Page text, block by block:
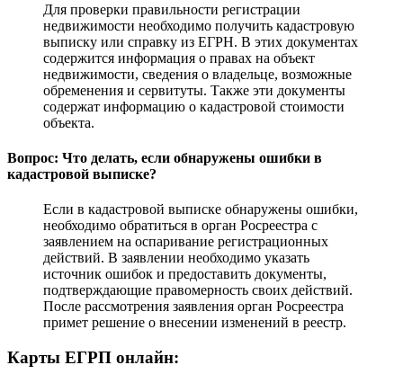
Для проверки правильности регистрации
недвижимости необходимо получить кадастровую
выписку или справку из ЕГРН. В этих документах
содержится информация о правах на объект
недвижимости, сведения о владельце, возможные
обременения и сервитуты. Также эти документы
содержат информацию о кадастровой стоимости
объекта.
Вопрос: Что делать, если обнаружены ошибки в
кадастровой выписке?
Если в кадастровой выписке обнаружены ошибки,
необходимо обратиться в орган Росреестра с
заявлением на оспаривание регистрационных
действий. В заявлении необходимо указать
источник ошибок и предоставить документы,
подтверждающие правомерность своих действий.
После рассмотрения заявления орган Росреестра
примет решение о внесении изменений в реестр.
Карты ЕГРП онлайн: